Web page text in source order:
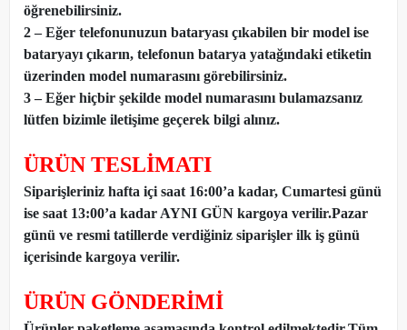
öğrenebilirsiniz.
2 – Eğer telefonunuzun bataryası çıkabilen bir model ise
bataryayı çıkarın, telefonun batarya yatağındaki etiketin
üzerinden model numarasını görebilirsiniz.
3 – Eğer hiçbir şekilde model numarasını bulamazsanız
lütfen bizimle iletişime geçerek bilgi alınız.
ÜRÜN TESLİMATI
Siparişleriniz hafta içi saat 16:00’a kadar, Cumartesi günü
ise saat 13:00’a kadar AYNI GÜN kargoya verilir.Pazar
günü ve resmi tatillerde verdiğiniz siparişler ilk iş günü
içerisinde kargoya verilir.
ÜRÜN GÖNDERİMİ